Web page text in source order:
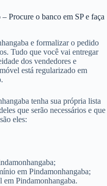
Procure o banco em SP e faça
e formalizar o pedido
Tudo que você vai entregar
dos vendedores e
está regularizado em
tenha sua própria lista
que serão necessários e que
eles:
em Pindamonhangaba;
Pindamonhangaba.